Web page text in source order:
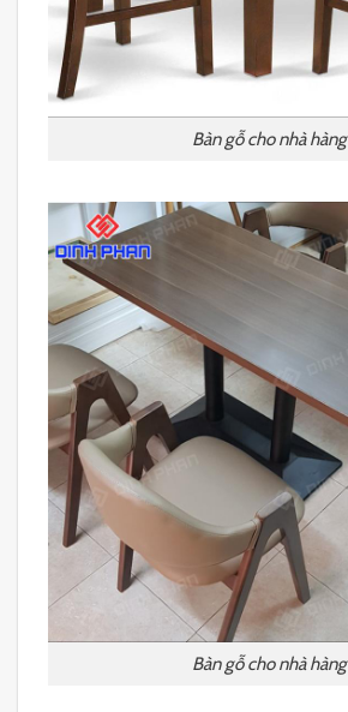
Bàn gỗ cho nhà hàng
Bàn gỗ cho nhà hàng